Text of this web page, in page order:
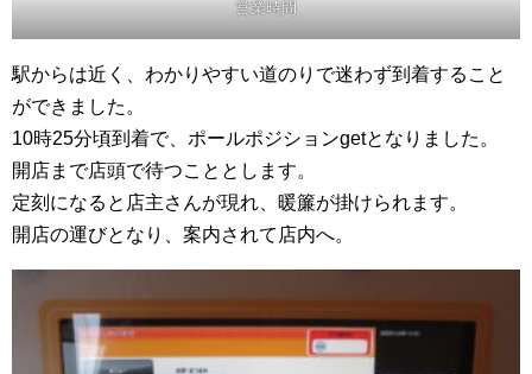
営業時間
駅からは近く、わかりやすい道のりで迷わず到着すること
ができました。
10時25分頃到着で、ポールポジションgetとなりました。
開店まで店頭で待つこととします。
定刻になると店主さんが現れ、暖簾が掛けられます。
開店の運びとなり、案内されて店内へ。